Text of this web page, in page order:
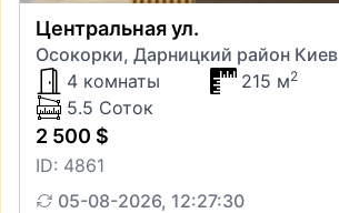
Центральная ул.
Осокорки, Дарницкий район Киев
4 комнаты
215 м2
5.5 Соток
2 500 $
ID: 4861
05-08-2026, 12:27:30